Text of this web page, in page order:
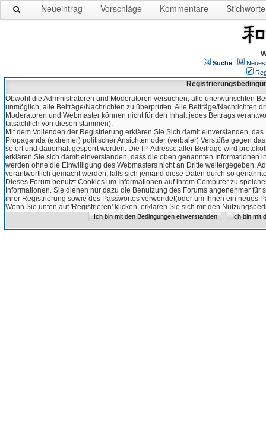
Neueintrag Vorschläge Kommentare Stichworte
Suche
Obwohl die Administratoren und Moderatoren versuchen, alle unerwünschten
unmöglich, alle Beiträge/Nachrichten zu überprüfen. Alle Beiträge/Nachrichten
Moderatoren und Webmaster können nicht für den Inhalt jedes Beitrags
tatsächlich von diesen stammen).
Mit dem Vollenden der Registrierung erklären Sie Sich damit einverstanden,
Propaganda (extremer) politischer Ansichten oder (verbaler) Verstöße gegen
sofort und dauerhaft gesperrt werden. Die IP-Adresse aller Beiträge wird
erklären Sie sich damit einverstanden, dass die oben genannten Informationen
werden ohne die Einwilligung des Webmasters nicht an Dritte weitergegeben.
verantwortlich gemacht werden, falls sich jemand diese Daten durch so
Dieses Forum benutzt Cookies um Informationen auf ihrem Computer zu
Informationen. Sie dienen nur dazu die Benutzung des Forums angenehmer
ihrer Registrierung sowie des Passwortes verwendet(oder um Ihnen ein neues
Wenn Sie unten auf 'Registrieren' klicken, erklären Sie sich mit den